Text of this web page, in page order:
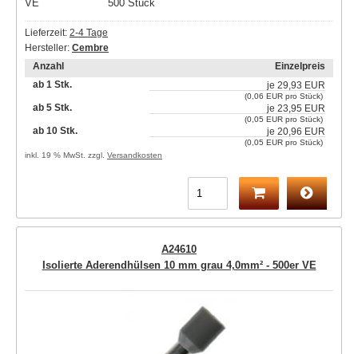
VE
500 Stück
Lieferzeit: 2-4 Tage
Hersteller: Cembre
Anzahl
Einzelpreis
ab 1 Stk.
je 29,93 EUR
(0,06 EUR pro Stück)
ab 5 Stk. je 23,95 EUR
(0,05 EUR pro Stück)
ab 10 Stk. je 20,96 EUR
(0,05 EUR pro Stück)
inkl. 19 % MwSt. zzgl. Versandkosten
A24610
Isolierte Aderendhülsen 10 mm grau 4,0mm² - 500er VE